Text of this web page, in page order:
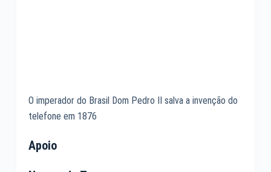
O imperador do Brasil Dom Pedro II salva a invenção do
telefone em 1876
Apoio